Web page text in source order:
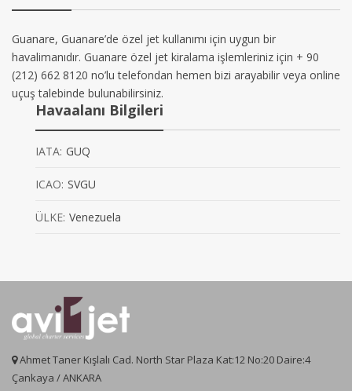
Guanare, Guanare’de özel jet kullanımı için uygun bir
havalimanıdır. Guanare özel jet kiralama işlemleriniz için + 90
(212) 662 8120 no’lu telefondan hemen bizi arayabilir veya online
uçuş talebinde bulunabilirsiniz.
Havaalanı Bilgileri
IATA: GUQ
ICAO: SVGU
ÜLKE: Venezuela
Ahmet Taner Kışlalı Cad. North Star Plaza Kat:12 No:20 Daire:4
Çankaya / ANKARA